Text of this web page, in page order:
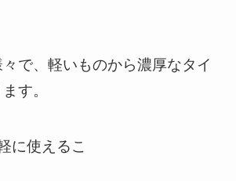
で、軽いものから濃厚なタイ
す。
に使えるこ
。